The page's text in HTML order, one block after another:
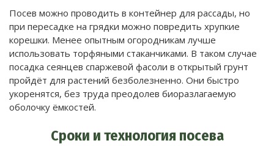
Посев можно проводить в контейнер для рассады, но
при пересадке на грядки можно повредить хрупкие
корешки. Менее опытным огородникам лучше
использовать торфяными стаканчиками. В таком случае
посадка сеянцев спаржевой фасоли в открытый грунт
пройдёт для растений безболезненно. Они быстро
укоренятся, без труда преодолев биоразлагаемую
оболочку ёмкостей.
Сроки и технология посева